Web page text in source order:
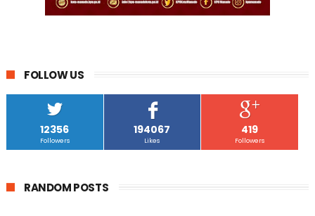
FOLLOW US
12356
Followers
194067
Likes
419
Followers
RANDOM POSTS